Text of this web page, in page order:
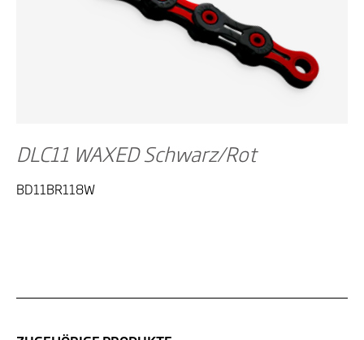
DLC11 WAXED Schwarz/Rot
BD11BR118W